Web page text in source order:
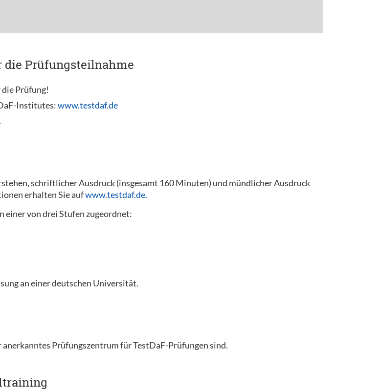
Prüfungsteilnahme
Prüfung!
Institutes:www.testdaf.de
schriftlicher Ausdruck (insgesamt 160 Minuten) und mündlicher Ausdruck
erhalten Sie aufwww.testdaf.de.
einer von drei Stufen zugeordnet:
an einer deutschen Universität.
Prüfungszentrum für TestDaF-Prüfungen sind.